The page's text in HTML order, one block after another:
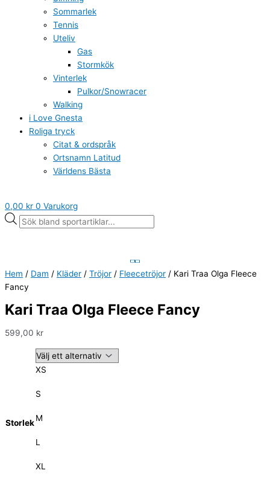
Sommarlek
Tennis
Uteliv
Gas
Stormkök
Vinterlek
Pulkor/Snowracer
Walking
i Love Gnesta
Roliga tryck
Citat & ordspråk
Ortsnamn Latitud
Världens Bästa
0,00 kr 0 Varukorg
Hem / Dam / Kläder / Tröjor / Fleecetröjor / Kari Traa Olga Fleece
Fancy
Kari Traa Olga Fleece Fancy
599,00 kr
Storlek
XS
S
M
L
XL